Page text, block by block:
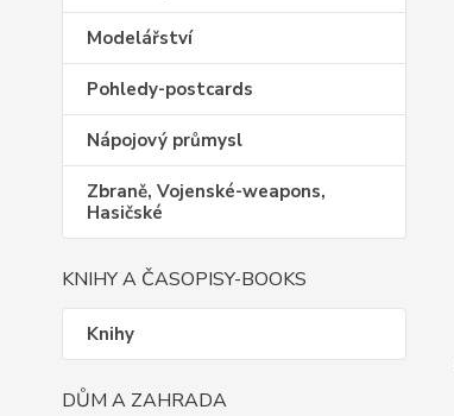
Modelářství
Pohledy-postcards
Nápojový průmysl
Zbraně, Vojenské-weapons,
Hasičské
KNIHY A ČASOPISY-BOOKS
Knihy
DŮM A ZAHRADA